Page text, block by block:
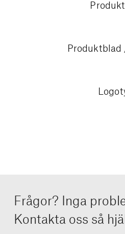
Frågor? Inga
Kontakta oss så